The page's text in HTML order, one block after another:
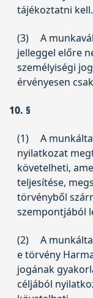
tájékoztatni kell.
(3)
A
jelleggel előre
személyiségi
érvényesen
10. §
(1)
A
nyilatkozat
követelheti,
teljesítése,
törvényből
szempontjából
(2)
A
e törvény
jogának
céljából